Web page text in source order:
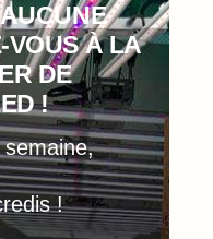
VOUS À LA
DE
!
!